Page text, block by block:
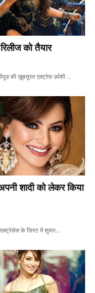
को तैयार
की ख़ूबसूरत एक्ट्रेस उर्वशी …
शादी को लेकर किया
एक्ट्रेसेस के लिस्ट में शुमार…